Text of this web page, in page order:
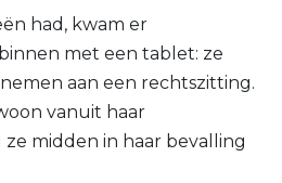
had, kwam er
met een tablet: ze
aan een rechtszitting.
vanuit haar
midden in haar bevalling